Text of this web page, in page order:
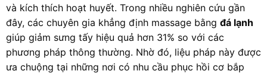
và kích thích hoạt huyết. Trong nhiều nghiên cứu gần
đây, các chuyên gia khẳng định massage bằng đá lạnh
giúp giảm sưng tấy hiệu quả hơn 31% so với các
phương pháp thông thường. Nhờ đó, liệu pháp này được
ưa chuộng tại những nơi có nhu cầu phục hồi cơ bắp